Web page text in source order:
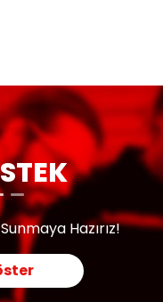
Hazırız!